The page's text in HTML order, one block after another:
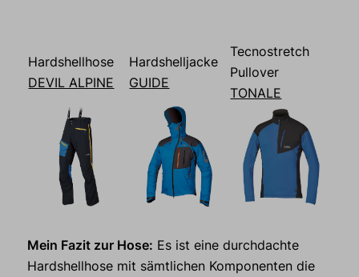
Hardshellhose
DEVIL ALPINE
Hardshelljacke
GUIDE
Tecnostretch
Pullover
TONALE
Mein Fazit zur Hose: Es ist eine durchdachte
Hardshellhose mit sämtlichen Komponenten die